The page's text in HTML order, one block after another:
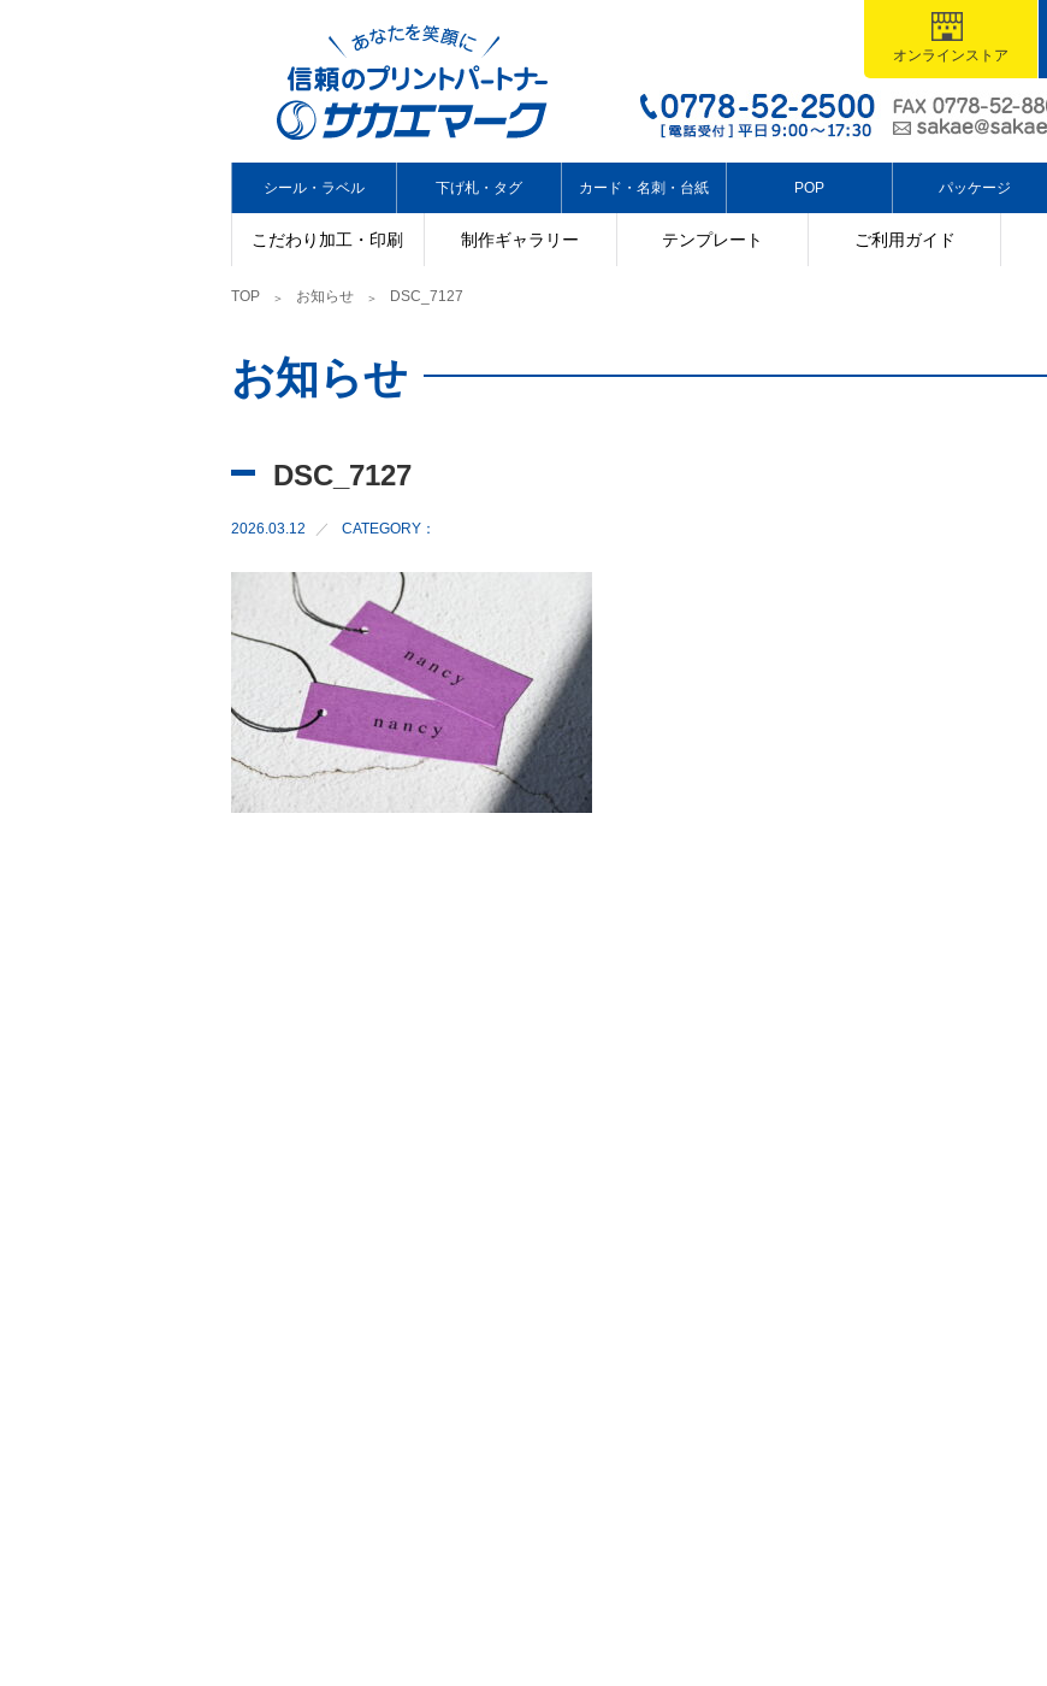
オンラインストア
こだわり加工・印刷 制作ギャラリー テンプレート ご利用ガイド
シール・ラベル 下げ札・タグ カード・名刺・台紙 POP パッケージ
TOP お知らせ DSC_7127
お知らせ
DSC_7127
2026.03.12 CATEGORY：